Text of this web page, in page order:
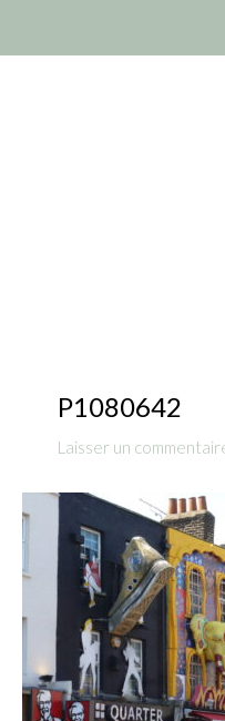
P1080642
Laisser un